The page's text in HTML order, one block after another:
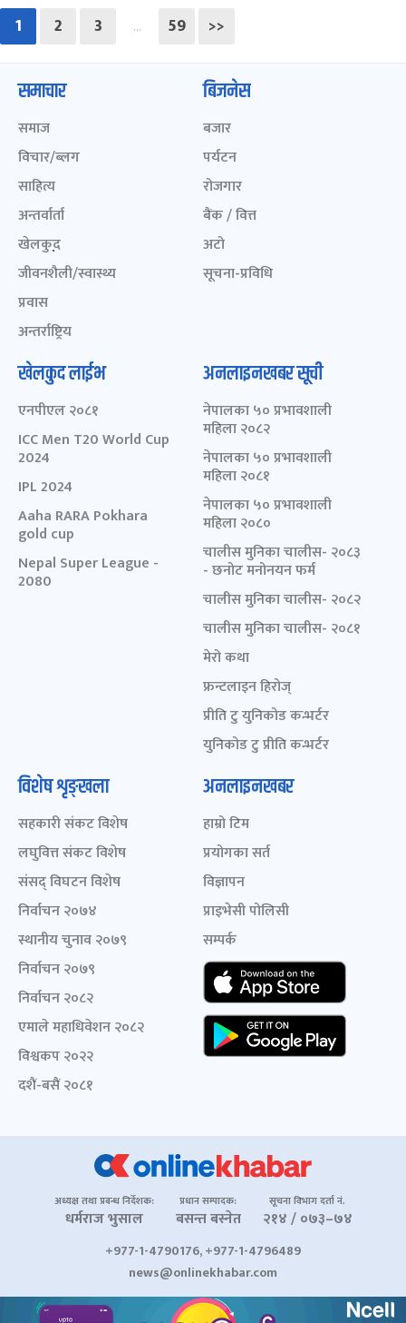
1 2 3 … 59 >>
समाचार
समाज
विचार/ब्लग
साहित्य
अन्तर्वार्ता
खेलकुद़़
जीवनशैली/स्वास्थ्य
प्रवास
अन्तर्राष्ट्रिय
बिजनेस
बजार
पर्यटन
रोजगार
बैंक / वित्त
अटो
सूचना-प्रविधि
खेलकुद लाईभ
एनपीएल २०८१
ICC Men T20 World Cup
2024
IPL 2024
Aaha RARA Pokhara
gold cup
Nepal Super League -
2080
अनलाइनखबर सूची
नेपालका ५० प्रभावशाली
महिला २०८२
नेपालका ५० प्रभावशाली
महिला २०८१
नेपालका ५० प्रभावशाली
महिला २०८०
चालीस मुनिका चालीस- २०८३
- छनोट मनोनयन फर्म
चालीस मुनिका चालीस- २०८२
चालीस मुनिका चालीस- २०८१
मेरो कथा
फ्रन्टलाइन हिरोज्
प्रीति टु युनिकोड कन्भर्टर
युनिकोड टु प्रीति कन्भर्टर
विशेष शृङ्खला
सहकारी संकट विशेष
लघुवित्त संकट विशेष
संसद् विघटन विशेष
निर्वाचन २०७४
स्थानीय चुनाव २०७९
निर्वाचन २०७९
निर्वाचन २०८२
एमाले महाधिवेशन २०८२
विश्वकप २०२२
दशैं-बसैं २०८१
अनलाइनखबर
हाम्रो टिम
प्रयोगका सर्त
विज्ञापन
प्राइभेसी पोलिसी
सम्पर्क
अध्यक्ष तथा प्रबन्ध निर्देशक:
धर्मराज भुसाल
प्रधान सम्पादक:
बसन्त बस्नेत
सूचना विभाग दर्ता नं.
२१४ / ०७३–७४
+977-1-4790176, +977-1-4796489
news@onlinekhabar.com